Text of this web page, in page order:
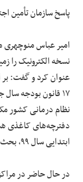
پاسخ سازمان تأمین
امیر عباس منوچهری
نسخه الکترونیک را
عنوان کرد و گفت: بر اساس ماده ۷۴ قانون
۱۷ قانون بودجه سال جاری کشور و دستور
نظام درمانی کشور
دفترچه‌های کاغذی
ابتدایی سال ۹۹، بحث توسعه و تعمیم نسخه الکترونیک را پیگیری کرد.
در حال حاضر در